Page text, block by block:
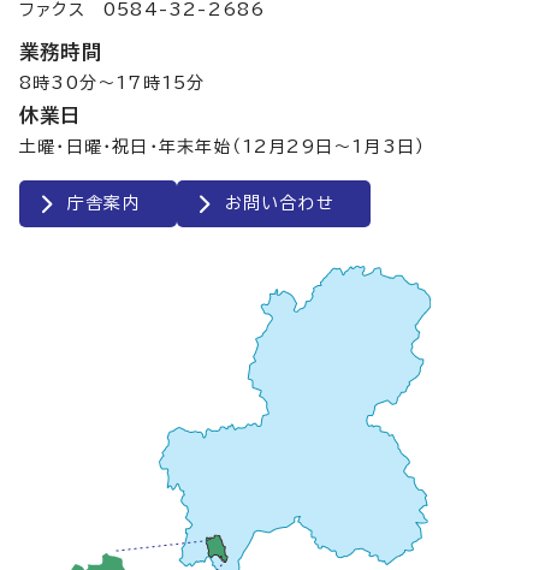
ファクス 0584-32-2686
業務時間
8時30分～17時15分
休業日
土曜・日曜・祝日・年末年始（12月29日～1月3日）
庁舎案内 お問い合わせ